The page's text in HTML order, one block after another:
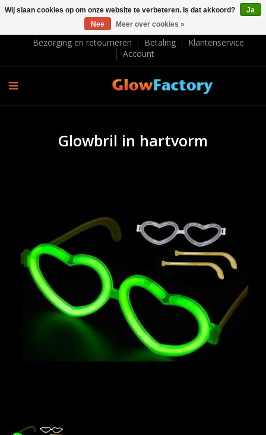
EUR €
Bezorging en retourneren
Betaling
Klantenservice
Account
Glowbril in hartvorm
Wij slaan cookies op om onze website te verbeteren. Is dat akkoord?
Ja
Nee
Meer over cookies »